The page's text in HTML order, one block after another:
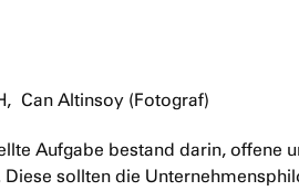
Can Altinsoy (Fotograf)
Aufgabe bestand darin, offene
Diese sollten die